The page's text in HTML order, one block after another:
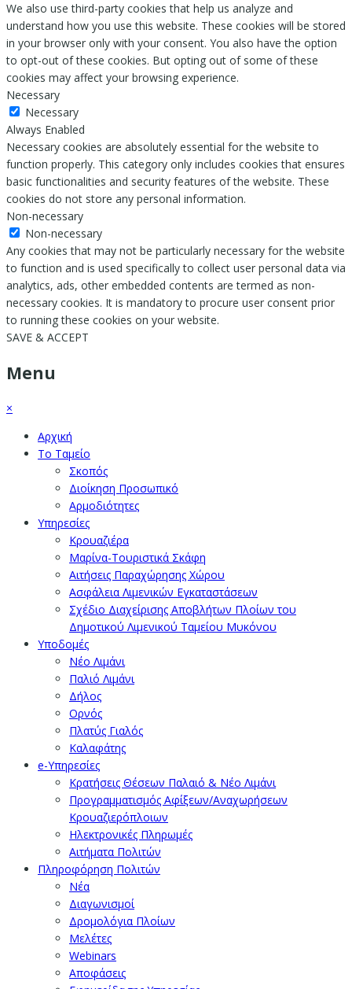
We also use third-party cookies that help us analyze and
understand how you use this website. These cookies will be stored
in your browser only with your consent. You also have the option
to opt-out of these cookies. But opting out of some of these
cookies may affect your browsing experience.
Necessary
Necessary
Always Enabled
Necessary cookies are absolutely essential for the website to
function properly. This category only includes cookies that ensures
basic functionalities and security features of the website. These
cookies do not store any personal information.
Non-necessary
Non-necessary
Any cookies that may not be particularly necessary for the website
to function and is used specifically to collect user personal data via
analytics, ads, other embedded contents are termed as non-
necessary cookies. It is mandatory to procure user consent prior
to running these cookies on your website.
SAVE & ACCEPT
Menu
×
Αρχική
Το Ταμείο
Σκοπός
Διοίκηση Προσωπικό
Αρμοδιότητες
Υπηρεσίες
Κρουαζιέρα
Μαρίνα-Τουριστικά Σκάφη
Αιτήσεις Παραχώρησης Χώρου
Ασφάλεια Λιμενικών Εγκαταστάσεων
Σχέδιο Διαχείρισης Αποβλήτων Πλοίων του
Δημοτικού Λιμενικού Ταμείου Μυκόνου
Υποδομές
Νέο Λιμάνι
Παλιό Λιμάνι
Δήλος
Ορνός
Πλατύς Γιαλός
Καλαφάτης
e-Υπηρεσίες
Κρατήσεις Θέσεων Παλαιό & Νέο Λιμάνι
Προγραμματισμός Αφίξεων/Αναχωρήσεων
Κρουαζιερόπλοιων
Ηλεκτρονικές Πληρωμές
Αιτήματα Πολιτών
Πληροφόρηση Πολιτών
Νέα
Διαγωνισμοί
Δρομολόγια Πλοίων
Μελέτες
Webinars
Αποφάσεις